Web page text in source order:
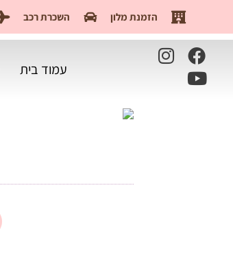
הזמנת מלון השכרת רכב
עמוד בית